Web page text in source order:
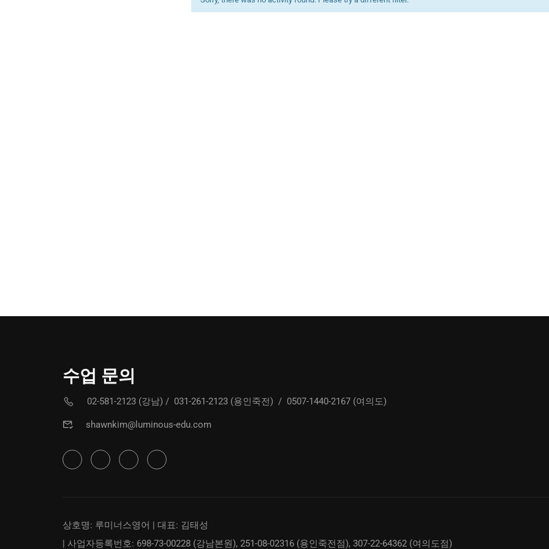
수업 문의
02-581-2123 (강남) / 031-261-2123 (용인죽전) / 0507-1440-2167 (여의도)
shawnkim@luminous-edu.com
상호명: 루미너스영어 | 대표: 김태성
| 사업자등록번호: 698-73-00228 (강남본원), 251-08-02316 (용인죽전점), 307-22-64362 (여의도점)